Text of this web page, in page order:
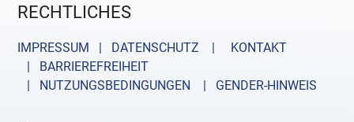
RECHTLICHES
IMPRESSUM | DATENSCHUTZ |
KONTAKT
| BARRIEREFREIHEIT
| NUTZUNGSBEDINGUNGEN
| GENDER-HINWEIS